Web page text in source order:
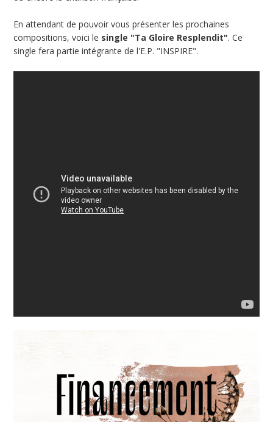
En attendant de pouvoir vous présenter les prochaines
compositions, voici le single "Ta Gloire Resplendit". Ce
single fera partie intégrante de l'E.P. "INSPIRE".